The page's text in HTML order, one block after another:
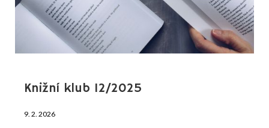
Knižní klub 12/2025
9. 2. 2026